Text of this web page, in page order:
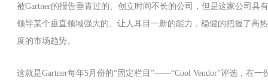
被Gartner的报告垂青过的、创立时间不长的公司，但是这家公司具有
领导某个垂直领域强大的、让人耳目一新的能力，稳健的把握了高热
度的市场趋势。
这就是Gartner每年5月份的“固定栏目”——“Cool Vendor”评选，在一